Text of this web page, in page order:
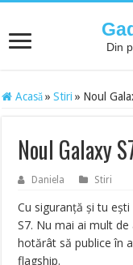
Din
Acasă » Stiri » Noul
Noul Galaxy
Daniela Stiri
Cu siguranță și tu
S7. Nu mai ai mult
hotărât să publice în
flagship.